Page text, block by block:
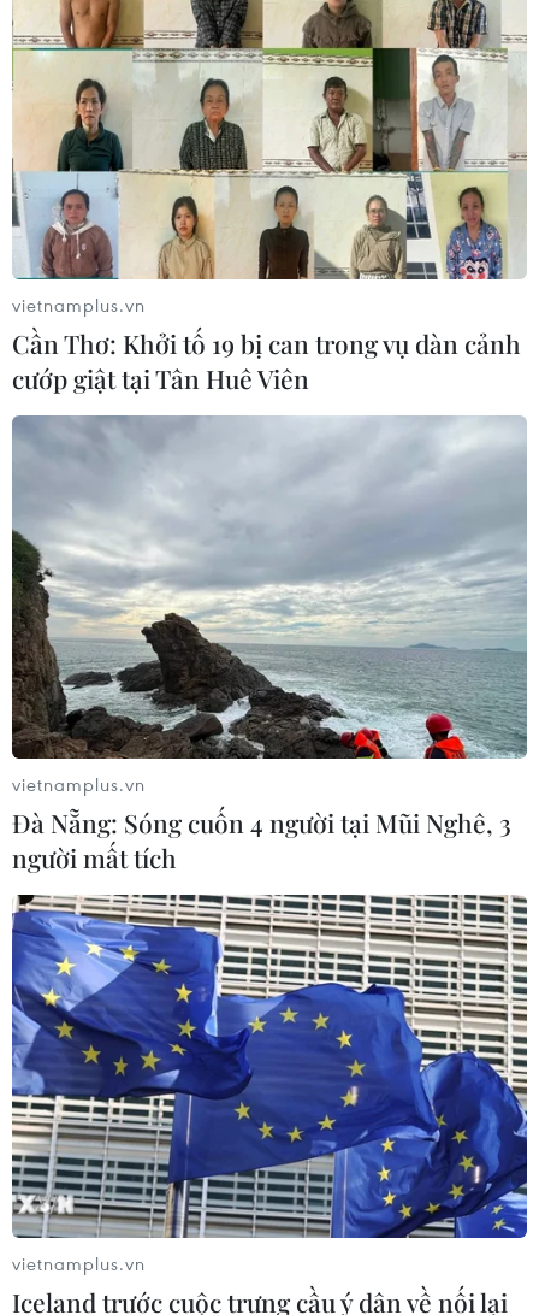
vietnamplus.vn
Cần Thơ: Khởi tố 19 bị can trong vụ dàn cảnh
cướp giật tại Tân Huê Viên
vietnamplus.vn
Đà Nẵng: Sóng cuốn 4 người tại Mũi Nghê, 3
người mất tích
vietnamplus.vn
Iceland trước cuộc trưng cầu ý dân về nối lại